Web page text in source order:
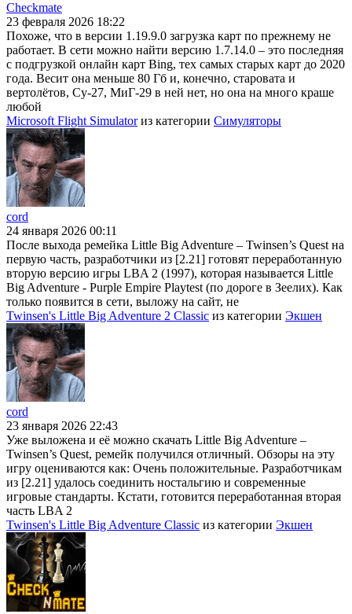
Checkmate
23 февраля 2026 18:22
Похоже, что в версии 1.19.9.0 загрузка карт по прежнему не
работает. В сети можно найти версию 1.7.14.0 – это последняя
с подгрузкой онлайн карт Bing, тех самых старых карт до 2020
года. Весит она меньше 80 Гб и, конечно, старовата и
вертолётов, Су-27, МиГ-29 в ней нет, но она на много краше
любой
Microsoft Flight Simulatorиз категории Симуляторы
cord
24 января 2026 00:11
После выхода ремейка Little Big Adventure – Twinsen’s Quest на
первую часть, разработчики из [2.21] готовят переработанную
вторую версию игры LBA 2 (1997), которая называется Little
Big Adventure - Purple Empire Playtest (по дороге в Зеелих). Как
только появится в сети, выложу на сайт, не
Twinsen's Little Big Adventure 2 Classic из категории Экшен
cord
23 января 2026 22:43
Уже выложена и её можно скачать Little Big Adventure –
Twinsen’s Quest, ремейк получился отличный. Обзоры на эту
игру оцениваются как: Очень положительные. Разработчикам
из [2.21] удалось соединить ностальгию и современные
игровые стандарты. Кстати, готовится переработанная вторая
часть LBA 2
Twinsen's Little Big Adventure Classic из категории Экшен